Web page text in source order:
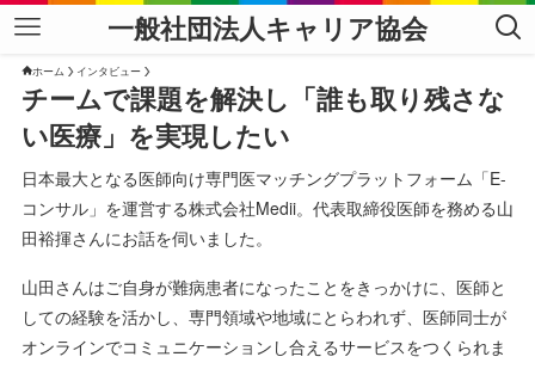
一般社団法人キャリア協会
ホーム インタビュー
チームで課題を解決し「誰も取り残さな
い医療」を実現したい
日本最大となる医師向け専門医マッチングプラットフォーム「E-
コンサル」を運営する株式会社Medii。代表取締役医師を務める山
田裕揮さんにお話を伺いました。
山田さんはご自身が難病患者になったことをきっかけに、医師と
しての経験を活かし、専門領域や地域にとらわれず、医師同士が
オンラインでコミュニケーションし合えるサービスをつくられま